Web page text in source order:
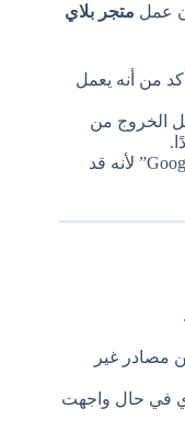
عمل متجر بلاي
من أنه يعمل
الخروج من
تأكد أيضًا من تحديث “Google Play Services” لأنه قد
مصادر غير
في حال واجهت